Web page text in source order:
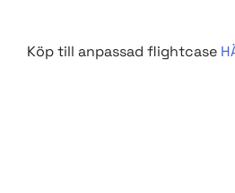
Köp till anpassad flightcase